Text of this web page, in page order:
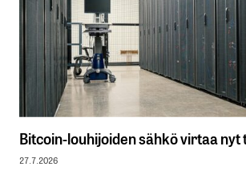
Bitcoin-louhijoiden sähkö virtaa nyt
27.7.2026